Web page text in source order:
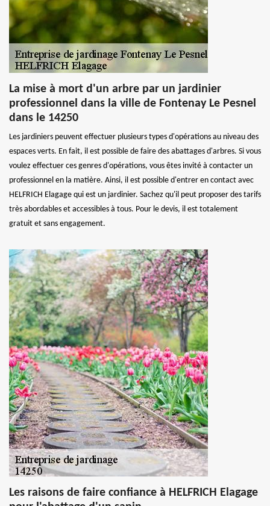
La mise à mort d'un arbre par un jardinier
professionnel dans la ville de Fontenay Le Pesnel
dans le 14250
Les jardiniers peuvent effectuer plusieurs types d'opérations au niveau des
espaces verts. En fait, il est possible de faire des abattages d'arbres. Si vous
voulez effectuer ces genres d'opérations, vous êtes invité à contacter un
professionnel en la matière. Ainsi, il est possible d'entrer en contact avec
HELFRICH Elagage qui est un jardinier. Sachez qu'il peut proposer des tarifs
très abordables et accessibles à tous. Pour le devis, il est totalement
gratuit et sans engagement.
Les raisons de faire confiance à HELFRICH Elagage